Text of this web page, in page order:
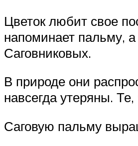
Цветок любит свое
напоминает пальму,
Саговниковых.
В природе они
навсегда утеряны.
Саговую пальму